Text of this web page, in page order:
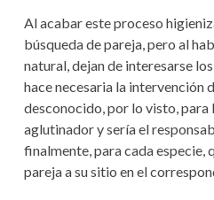
Al acabar este proceso
búsqueda de pareja, pero al
natural, dejan de interesarse
hace necesaria la intervención
desconocido, por lo visto, para
aglutinador y sería el
finalmente, para cada especie,
pareja a su sitio en el